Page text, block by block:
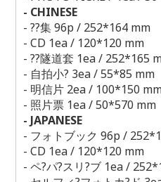
- CHINESE
- ??集96p / 252*164 mm
- CD 1ea / 120*120 mm
- ??隧道套 1ea / 252*165
- 自拍小? 3ea / 55*85 mm
- 明信片2ea / 100*150
- 照片票1ea / 50*570 mm
- JAPANESE
- フォトブック 96p /
- CD 1ea / 120*120 mm
- ペ?パ?スリ?ブ1ea /